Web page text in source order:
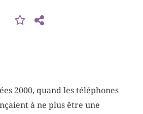
2000, quand les téléphones
à ne plus être une